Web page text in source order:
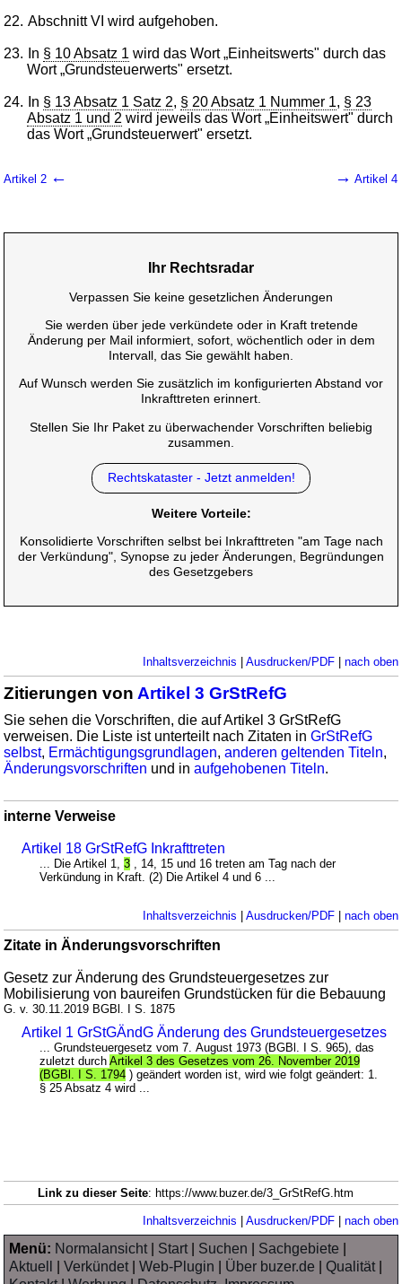
22. Abschnitt VI wird aufgehoben.
23. In § 10 Absatz 1 wird das Wort „Einheitswerts" durch das
Wort „Grundsteuerwerts" ersetzt.
24. In § 13 Absatz 1 Satz 2, § 20 Absatz 1 Nummer 1, § 23
Absatz 1 und 2 wird jeweils das Wort „Einheitswert" durch
das Wort „Grundsteuerwert" ersetzt.
Artikel 2 ← → Artikel 4
Ihr Rechtsradar
Verpassen Sie keine gesetzlichen Änderungen
Sie werden über jede verkündete oder in Kraft tretende
Änderung per Mail informiert, sofort, wöchentlich oder in dem
Intervall, das Sie gewählt haben.
Auf Wunsch werden Sie zusätzlich im konfigurierten Abstand vor
Inkrafttreten erinnert.
Stellen Sie Ihr Paket zu überwachender Vorschriften beliebig
zusammen.
Rechtskataster - Jetzt anmelden!
Weitere Vorteile:
Konsolidierte Vorschriften selbst bei Inkrafttreten "am Tage nach
der Verkündung", Synopse zu jeder Änderungen, Begründungen
des Gesetzgebers
Inhaltsverzeichnis Ausdrucken/PDF| nach oben
Zitierungen von Artikel 3 GrStRefG
Sie sehen die Vorschriften, die auf Artikel 3 GrStRefG
verweisen. Die Liste ist unterteilt nach Zitaten inGrStRefG
selbst, Ermächtigungsgrundlagen,anderen geltenden Titeln,
Änderungsvorschriften und inaufgehobenen Titeln.
interne Verweise
Artikel 18 GrStRefG Inkrafttreten
... Die Artikel 1,3 , 14, 15 und 16 treten am Tag nach der
Verkündung in Kraft. (2) Die Artikel 4 und 6 ...
Inhaltsverzeichnis Ausdrucken/PDF| nach oben
Zitate in Änderungsvorschriften
Gesetz zur Änderung des Grundsteuergesetzes zur
Mobilisierung von baureifen Grundstücken für die Bebauung
G. v. 30.11.2019 BGBl. I S. 1875
Artikel 1 GrStGÄndG Änderung des Grundsteuergesetzes
... Grundsteuergesetz vom 7. August 1973 (BGBl. I S. 965), das
zuletzt durchArtikel 3 des Gesetzes vom 26. November 2019
(BGBl. I S. 1794 ) geändert worden ist, wird wie folgt geändert: 1.
§ 25 Absatz 4 wird ...
Link zu dieser Seite: https://www.buzer.de/3_GrStRefG.htm
Inhaltsverzeichnis Ausdrucken/PDF| nach oben
Menü: Normalansicht| Start| Suchen Sachgebiete
Aktuell
|Verkündet|Web-Plugin Über buzer.de |Qualität|